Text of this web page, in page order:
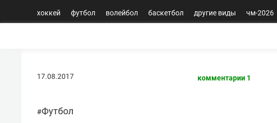
хоккей футбол волейбол баскетбол другие виды чм-2026
17.08.2017 комментарии 1
#Футбол